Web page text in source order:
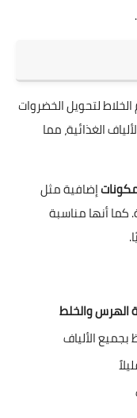
لتحويل الخضروات
الغذائية، مما
إضافية مثل
كما أنها مناسبة
الهرس والخلط
الألياف